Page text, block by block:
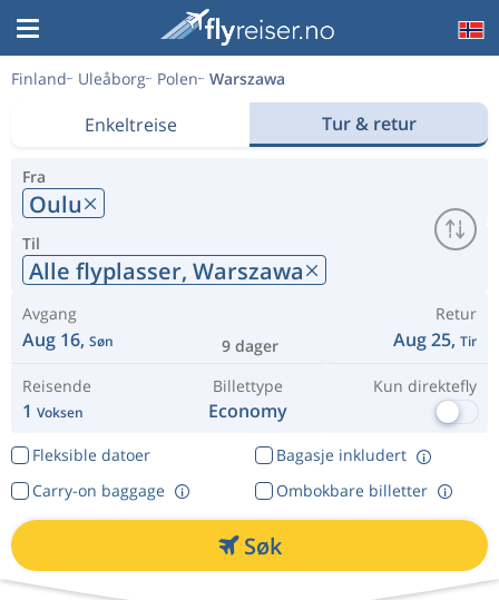
Finland Uleåborg Polen Warszawa
Enkeltreise Tur & retur
Fra
Oulu
Til
Alle flyplasser, Warszawa
Avgang
Aug 16, Søn 9 dager
Retur
Aug 25, Tir
Reisende
1 Voksen
Billettype
Economy
Kun direktefly
Fleksible datoer
Bagasje inkludert
Ombokbare billetter
Carry-on baggage
Søk